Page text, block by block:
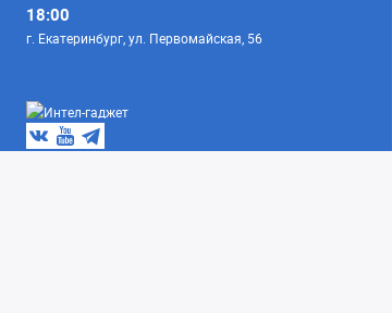
18:00
г. Екатеринбург, ул. Первомайская, 56